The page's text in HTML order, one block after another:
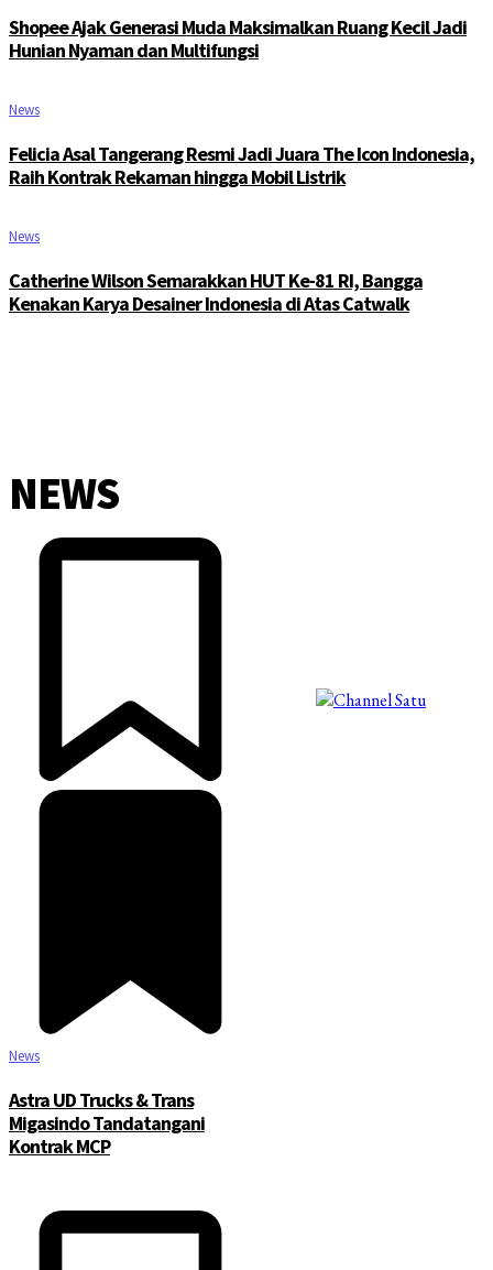
Shopee Ajak Generasi Muda Maksimalkan Ruang Kecil Jadi
Hunian Nyaman dan Multifungsi
News
Felicia Asal Tangerang Resmi Jadi Juara The Icon Indonesia,
Raih Kontrak Rekaman hingga Mobil Listrik
News
Catherine Wilson Semarakkan HUT Ke-81 RI, Bangga
Kenakan Karya Desainer Indonesia di Atas Catwalk
NEWS
News
Astra UD Trucks & Trans
Migasindo Tandatangani
Kontrak MCP